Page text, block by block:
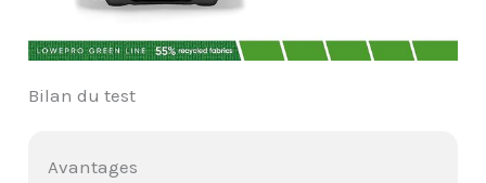
Bilan du test
Avantages